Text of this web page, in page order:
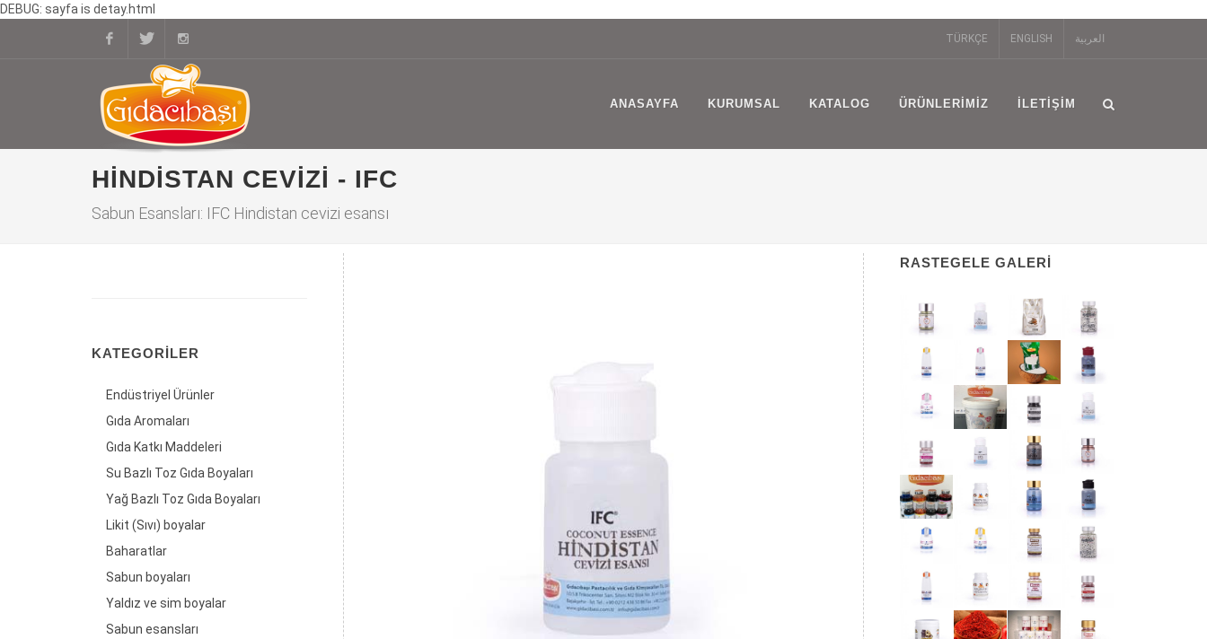
DEBUG: sayfa is detay.html
TwitterInstagram
TÜRKÇE ENGLISH العربية
ANASAYFA KURUMSAL KATALOG ÜRÜNLERIMIZ İLETIŞIM
HINDISTAN CEVIZI - IFC
Sabun Esansları: IFC Hindistan cevizi esansı
KATEGORILER
Endüstriyel Ürünler
Gıda Aromaları
Gıda Katkı Maddeleri
Su Bazlı Toz Gıda Boyaları
Yağ Bazlı Toz Gıda Boyaları
Likit (Sıvı) boyalar
Baharatlar
Sabun boyaları
Yaldız ve sim boyalar
Sabun esansları
RASTEGELE GALERI